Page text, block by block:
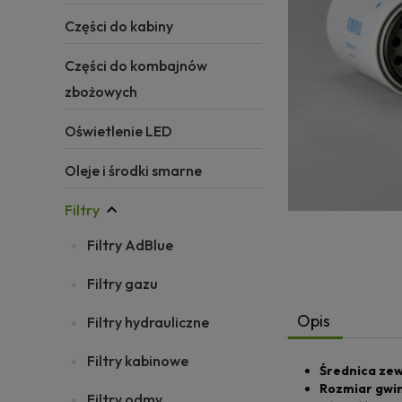
Części do kabiny
Części do kombajnów
zbożowych
Oświetlenie LED
Oleje i środki smarne
Filtry
Filtry AdBlue
Filtry gazu
Filtry hydrauliczne
Filtry kabinowe
Opis
Średnica
Rozmiar